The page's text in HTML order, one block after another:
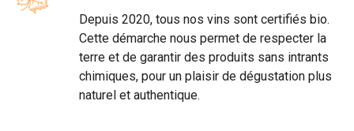
Depuis 2020, tous nos vins sont certifiés bio.
Cette démarche nous permet de respecter la
terre et de garantir des produits sans intrants
chimiques, pour un plaisir de dégustation plus
naturel et authentique.